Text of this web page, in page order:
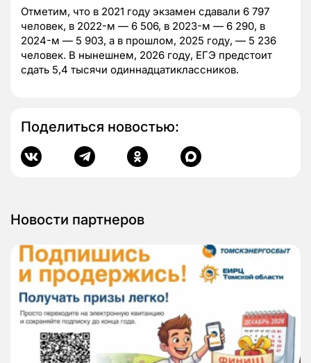
Отметим, что в 2021 году экзамен сдавали 6 797
человек, в 2022-м — 6 506, в 2023-м — 6 290, в
2024-м — 5 903, а в прошлом, 2025 году, — 5 236
человек. В нынешнем, 2026 году, ЕГЭ предстоит
сдать 5,4 тысячи одиннадцатиклассников.
Поделиться новостью:
Новости партнеров